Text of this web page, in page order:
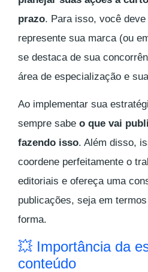
prazo. Para isso, você
represente sua marca (ou
se destaca de sua
área de especialização e
Ao implementar sua
sempre sabe o que vai
fazendo isso. Além disso,
coordene perfeitamente o
editoriais e ofereça uma
publicações, seja em
forma.
💥 Importância da
conteúdo